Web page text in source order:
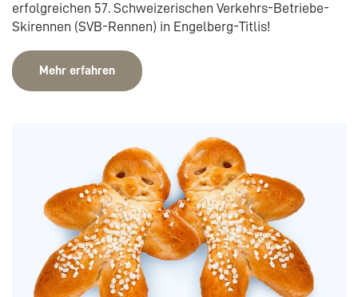
erfolgreichen 57. Schweizerischen Verkehrs-Betriebe-
Skirennen (SVB-Rennen) in Engelberg-Titlis!
Mehr erfahren